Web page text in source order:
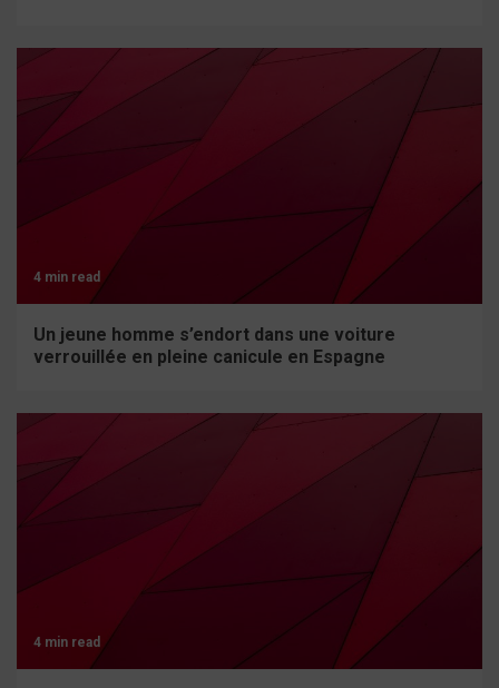
4 min read
Un jeune homme s’endort dans une voiture
verrouillée en pleine canicule en Espagne
4 min read